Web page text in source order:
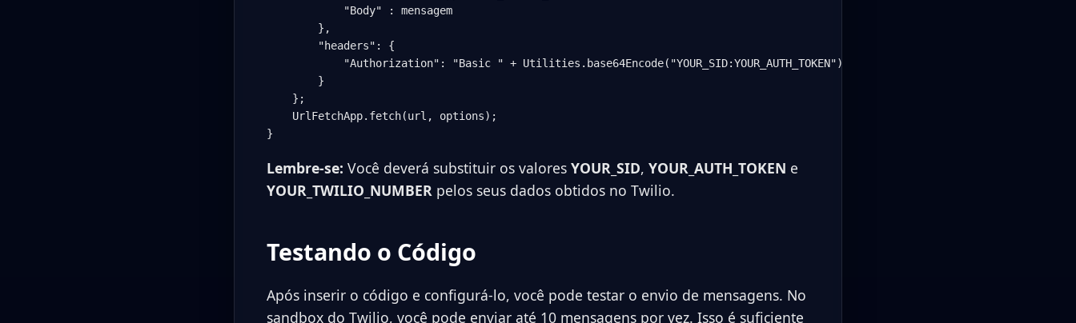
            "Body" : mensagem
        },
        "headers": {
            "Authorization": "Basic " + Utilities.base64Encode("YOUR_SID:YOUR_AUTH_TOKEN")
        }
    };
    UrlFetchApp.fetch(url, options);
Lembre-se: Você deverá substituir os valores YOUR_SID, YOUR_AUTH_TOKEN e
YOUR_TWILIO_NUMBER pelos seus dados obtidos no Twilio.
Testando o Código
Após inserir o código e configurá-lo, você pode testar o envio de mensagens. No
sandbox do Twilio, você pode enviar até 10 mensagens por vez. Isso é suficiente